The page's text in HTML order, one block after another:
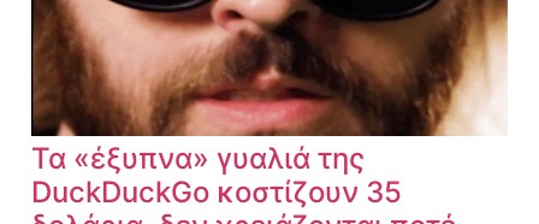
Τα «έξυπνα» γυαλιά της
DuckDuckGo κοστίζουν 35